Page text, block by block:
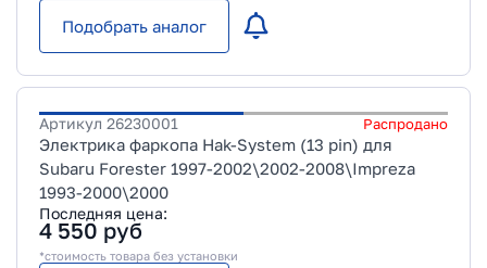
Подобрать аналог
Артикул 26230001 Распродано
Электрика фаркопа Hak-System (13 pin) для
Subaru Forester 1997-2002\2002-2008\Impreza
1993-2000\2000
Последняя цена:
4 550 руб
*стоимость товара без установки